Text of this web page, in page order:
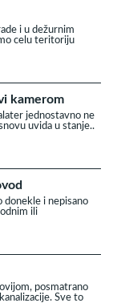
i u dežurnim
celu teritoriju
kamerom
jednostavno ne
uvida u stanje..
donekle i nepisano
ili
posmatrano
Sve to